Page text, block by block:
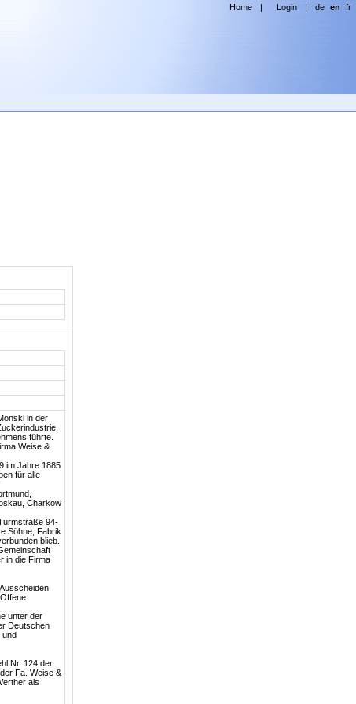
in der
führte.
Weise &
im Jahre 1885
für alle
Charkow
94-
Söhne, Fabrik
blieb.
in die Firma
unter der
Deutschen
und
Nr. 124 der
Fa. Weise &
als
Home | Login | de en fr